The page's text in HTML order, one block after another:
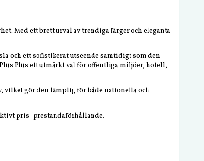
Med ett brett urval av trendiga färger och eleganta
och ett sofistikerat utseende samtidigt som den
Plus ett utmärkt val för offentliga miljöer, hotell,
vilket gör den lämplig för både nationella och
pris–prestandaförhållande.